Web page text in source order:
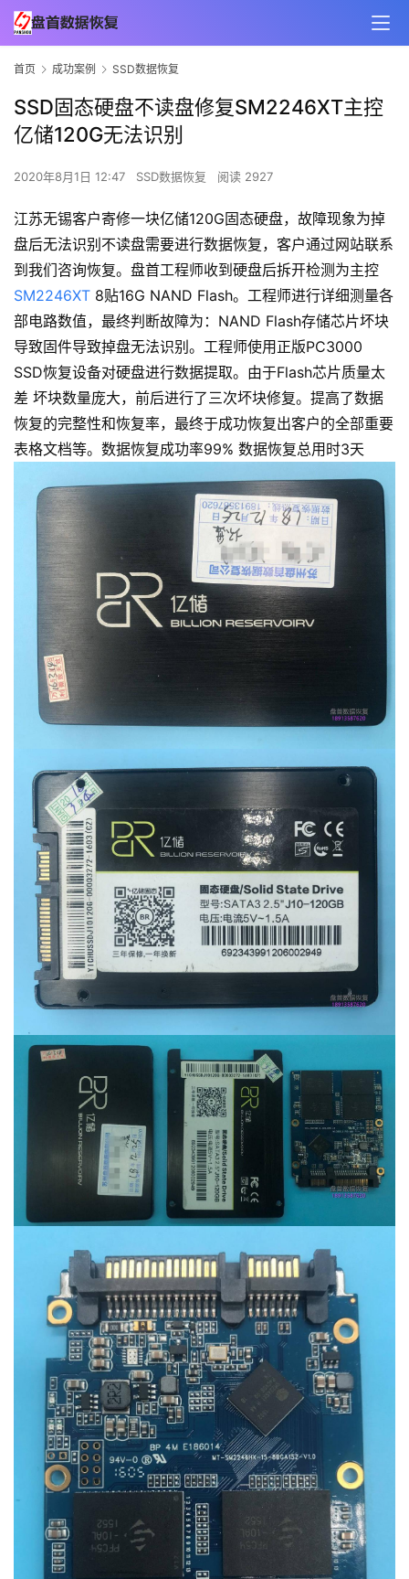
首页 成功案例 SSD数据恢复
SSD固态硬盘不读盘修复SM2246XT主控
亿储120G无法识别
2020年8月1日 12:47 SSD数据恢复 阅读 2927
江苏无锡客户寄修一块亿储120G固态硬盘，故障现象为掉
盘后无法识别不读盘需要进行数据恢复，客户通过网站联系
到我们咨询恢复。盘首工程师收到硬盘后拆开检测为主控
SM2246XT 8贴16G NAND Flash。工程师进行详细测量各
部电路数值，最终判断故障为：NAND Flash存储芯片坏块
导致固件导致掉盘无法识别。工程师使用正版PC3000
SSD恢复设备对硬盘进行数据提取。由于Flash芯片质量太
差 坏块数量庞大，前后进行了三次坏块修复。提高了数据
恢复的完整性和恢复率，最终于成功恢复出客户的全部重要
表格文档等。数据恢复成功率99% 数据恢复总用时3天